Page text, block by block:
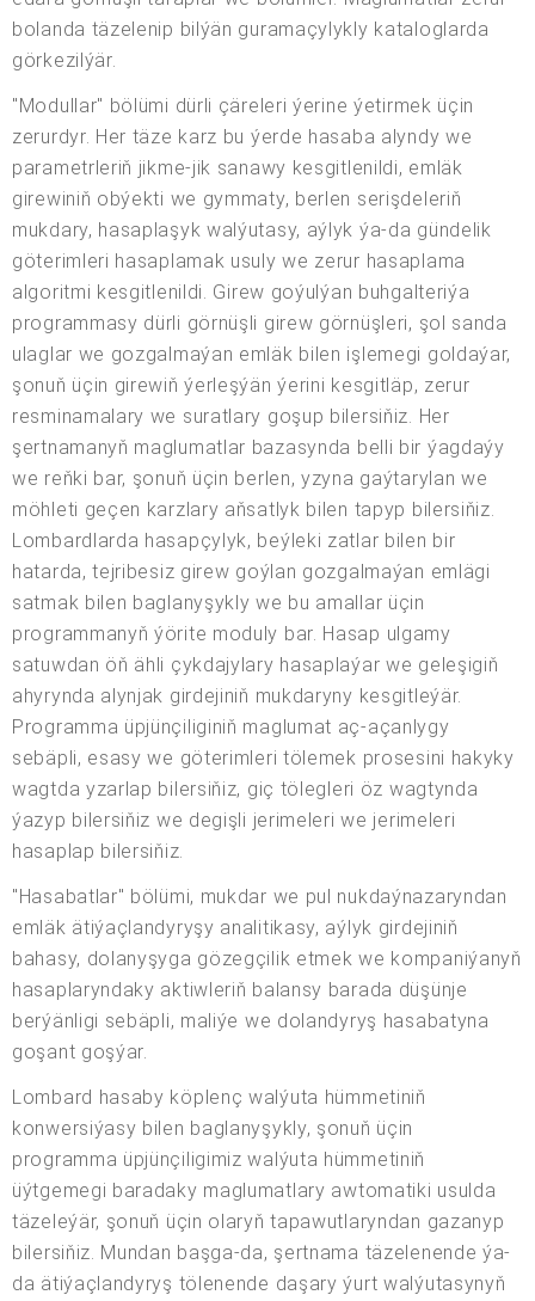
bolanda täzelenip bilýän guramaçylykly kataloglarda
görkezilýär.
"Modullar" bölümi dürli çäreleri ýerine ýetirmek üçin
zerurdyr. Her täze karz bu ýerde hasaba alyndy we
parametrleriň jikme-jik sanawy kesgitlenildi, emläk
girewiniň obýekti we gymmaty, berlen serişdeleriň
mukdary, hasaplaşyk walýutasy, aýlyk ýa-da gündelik
göterimleri hasaplamak usuly we zerur hasaplama
algoritmi kesgitlenildi. Girew goýulýan buhgalteriýa
programmasy dürli görnüşli girew görnüşleri, şol sanda
ulaglar we gozgalmaýan emläk bilen işlemegi goldaýar,
şonuň üçin girewiň ýerleşýän ýerini kesgitläp, zerur
resminamalary we suratlary goşup bilersiňiz. Her
şertnamanyň maglumatlar bazasynda belli bir ýagdaýy
we reňki bar, şonuň üçin berlen, yzyna gaýtarylan we
möhleti geçen karzlary aňsatlyk bilen tapyp bilersiňiz.
Lombardlarda hasapçylyk, beýleki zatlar bilen bir
hatarda, tejribesiz girew goýlan gozgalmaýan emlägi
satmak bilen baglanyşykly we bu amallar üçin
programmanyň ýörite moduly bar. Hasap ulgamy
satuwdan öň ähli çykdajylary hasaplaýar we geleşigiň
ahyrynda alynjak girdejiniň mukdaryny kesgitleýär.
Programma üpjünçiliginiň maglumat aç-açanlygy
sebäpli, esasy we göterimleri tölemek prosesini hakyky
wagtda yzarlap bilersiňiz, giç tölegleri öz wagtynda
ýazyp bilersiňiz we degişli jerimeleri we jerimeleri
hasaplap bilersiňiz.
"Hasabatlar" bölümi, mukdar we pul nukdaýnazaryndan
emläk ätiýaçlandyryşy analitikasy, aýlyk girdejiniň
bahasy, dolanyşyga gözegçilik etmek we kompaniýanyň
hasaplaryndaky aktiwleriň balansy barada düşünje
berýänligi sebäpli, maliýe we dolandyryş hasabatyna
goşant goşýar.
Lombard hasaby köplenç walýuta hümmetiniň
konwersiýasy bilen baglanyşykly, şonuň üçin
programma üpjünçiligimiz walýuta hümmetiniň
üýtgemegi baradaky maglumatlary awtomatiki usulda
täzeleýär, şonuň üçin olaryň tapawutlaryndan gazanyp
bilersiňiz. Mundan başga-da, şertnama täzelenende ýa-
da ätiýaçlandyryş tölenende daşary ýurt walýutasynyň